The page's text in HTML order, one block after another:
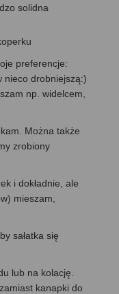
solidna
preferencje:
nieco drobniejszą:)
np. widelcem,
Można także
zrobiony
i dokładnie, ale
mieszam,
sałatka się
lub na kolację.
kanapki do